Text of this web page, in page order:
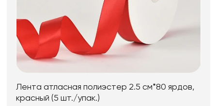
Лента атласная полиэстер 2.5 см*80 ярдов,
красный (5 шт./упак.)